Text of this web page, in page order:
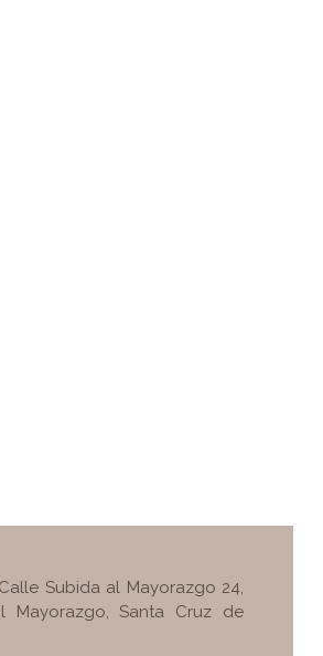
Calle Subida al Mayorazgo 24,
Mayorazgo, Santa Cruz de